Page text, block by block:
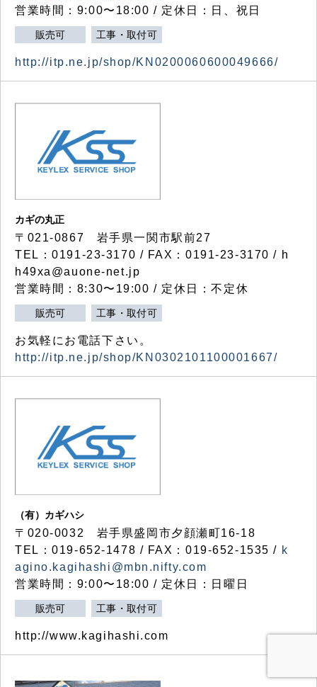
営業時間：9:00〜18:00 / 定休日：日、祝日
販売可 工事・取付可
http://itp.ne.jp/shop/KN0200060600049666/
カギの丸正
〒021-0867 岩手県一関市駅前27
TEL：0191-23-3170 / FAX：0191-23-3170 / h
h49xa@auone-net.jp
営業時間：8:30〜19:00 / 定休日：不定休
販売可 工事・取付可
お気軽にお電話下さい。
http://itp.ne.jp/shop/KN0302101100001667/
（有）カギハシ
〒020-0032 岩手県盛岡市夕顔瀬町16-18
TEL：019-652-1478 / FAX：019-652-1535 / k
agino.kagihashi@mbn.nifty.com
営業時間：9:00〜18:00 / 定休日：日曜日
販売可 工事・取付可
http://www.kagihashi.com